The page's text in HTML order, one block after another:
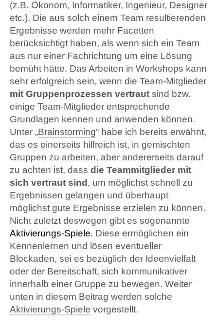
(z.B. Ökonom, Informatiker, Ingenieur, Designer
etc.). Die aus solch einem Team resultierenden
Ergebnisse werden mehr Facetten
berücksichtigt haben, als wenn sich ein Team
aus nur einer Fachrichtung um eine Lösung
bemüht hätte. Das Arbeiten in Workshops kann
sehr erfolgreich sein, wenn die Team-Mitglieder
mit Gruppenprozessen vertraut sind bzw.
einige Team-Mitglieder entsprechende
Grundlagen kennen und anwenden können.
Unter „Brainstorming“ habe ich bereits erwähnt,
das es einerseits hilfreich ist, in gemischten
Gruppen zu arbeiten, aber andererseits darauf
zu achten ist, dass die Teammitglieder mit
sich vertraut sind , um möglichst schnell zu
Ergebnissen gelangen und überhaupt
möglichst gute Ergebnisse erzielen zu können.
Nicht zuletzt deswegen gibt es sogenannte
Aktivierungs-Spiele. Diese ermöglichen ein
Kennenlernen und lösen eventueller
Blockaden, sei es bezüglich der Ideenvielfalt
oder der Bereitschaft, sich kommunikativer
innerhalb einer Gruppe zu bewegen. Weiter
unten in diesem Beitrag werden solche
Aktivierungs-Spiele vorgestellt.